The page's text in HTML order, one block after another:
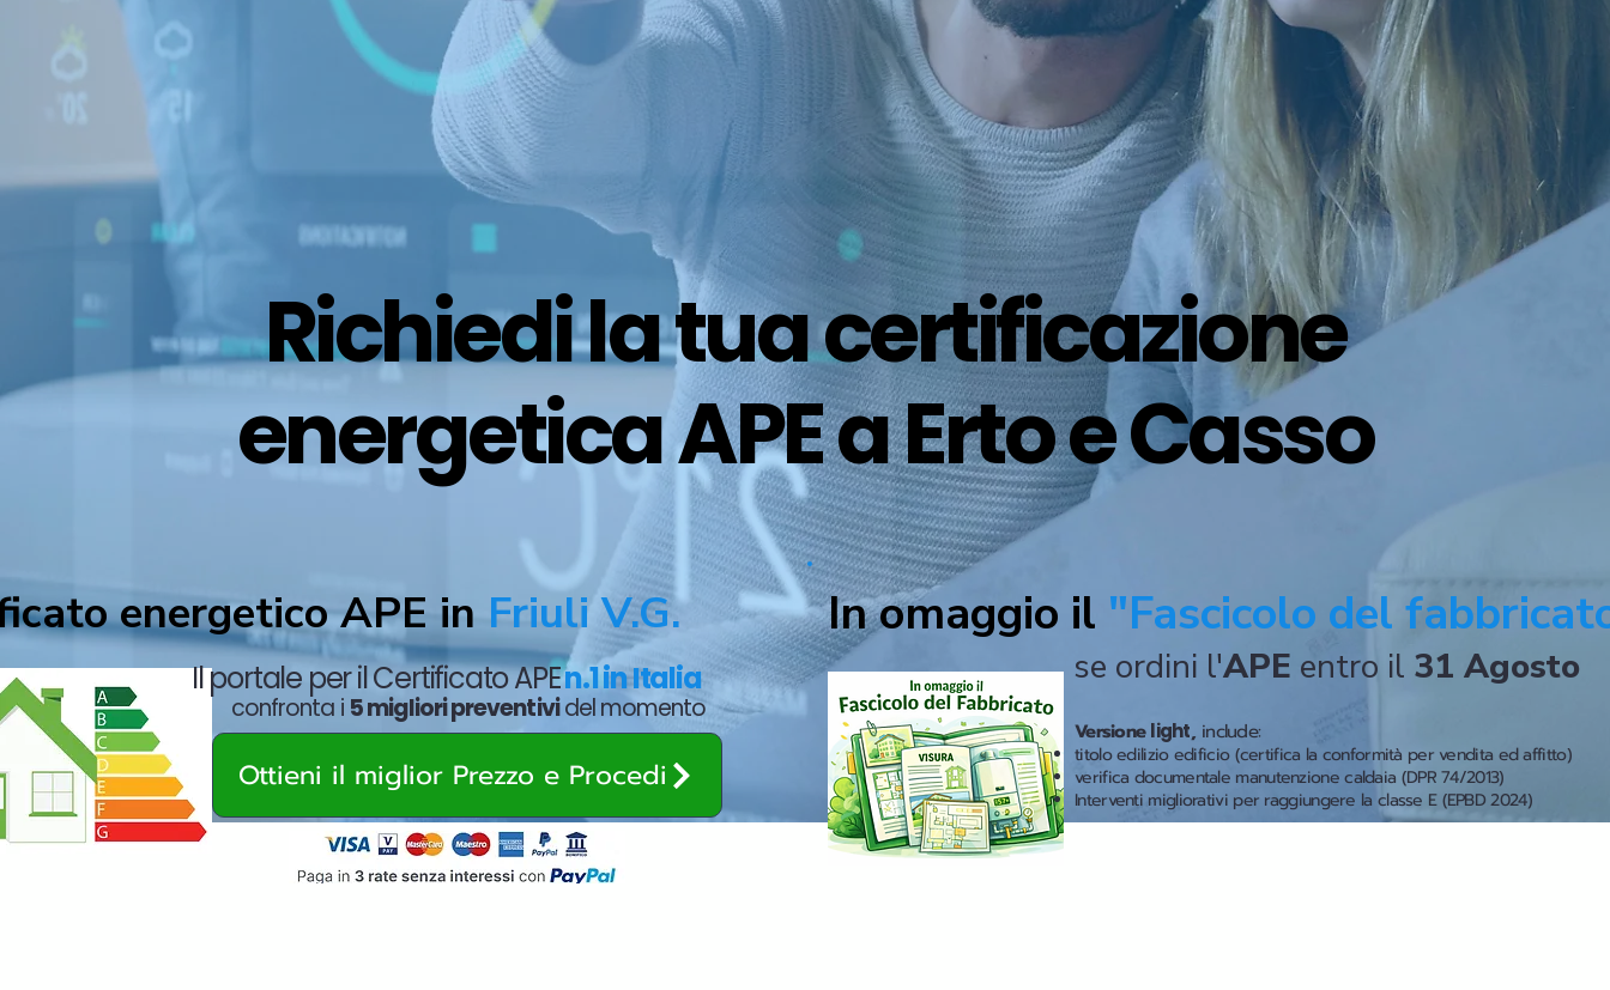
Richiedi la tua certificazione
energetica APE a Erto e Casso
energetico APE in Friuli V.G.
Ottieni il miglior Prezzo e Procedi
Il portale per il Certificato APEn.1 in Italia
confronta i 5 migliori preventividel momento
In omaggio il "Fascicolo del
se ordini l'APE entro il 31 Agosto
Versionelight,include:
titolo edilizio edificio (certifica la conformità per vendita ed affitto)
verifica documentale manutenzione caldaia (DPR 74/2013)
Interventi migliorativi per raggiungere la classe E (EPBD 2024)